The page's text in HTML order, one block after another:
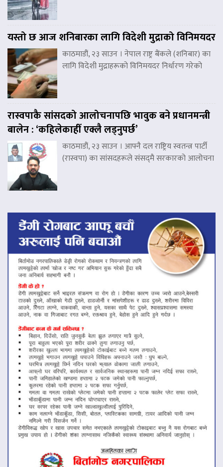
यस्तो छ आज शनिबारका लागि विदेशी मुद्राको विनिमयदर
काठमाडौं, २३ साउन । नेपाल राष्ट्र बैंकले (शनिबार) का
लागि विदेशी मुद्राहरूको विनिमयदर निर्धारण गरेको
रास्वपाकै सांसदको आलोचनापछि भावुक बने प्रधानमन्त्री
बालेन : ‘कहिलेकाहीँ एक्लै लड्नुपर्छ’
काठमाडौं, २३ साउन । आफ्नै दल राष्ट्रिय स्वतन्त्र पार्टी
(रास्वपा) का सांसदहरूले संसद्‌मै सरकारको आलोचना